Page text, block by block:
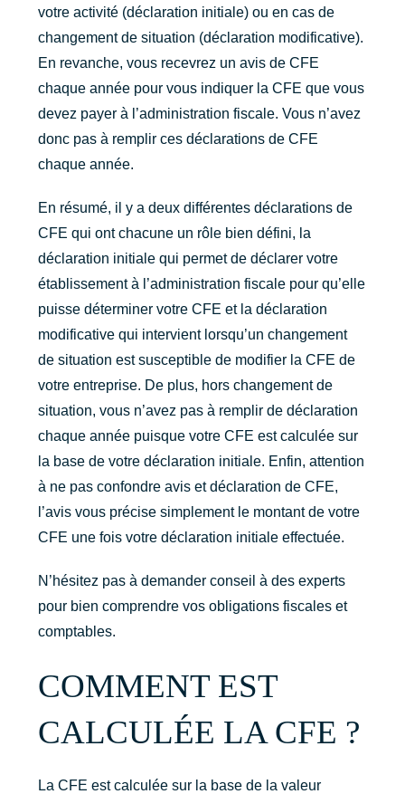
votre activité (déclaration initiale) ou en cas de
changement de situation (déclaration modificative).
En revanche, vous recevrez un avis de CFE
chaque année pour vous indiquer la CFE que vous
devez payer à l’administration fiscale. Vous n’avez
donc pas à remplir ces déclarations de CFE
chaque année.
En résumé, il y a deux différentes déclarations de
CFE qui ont chacune un rôle bien défini, la
déclaration initiale qui permet de déclarer votre
établissement à l’administration fiscale pour qu’elle
puisse déterminer votre CFE et la déclaration
modificative qui intervient lorsqu’un changement
de situation est susceptible de modifier la CFE de
votre entreprise. De plus, hors changement de
situation, vous n’avez pas à remplir de déclaration
chaque année puisque votre CFE est calculée sur
la base de votre déclaration initiale. Enfin, attention
à ne pas confondre avis et déclaration de CFE,
l’avis vous précise simplement le montant de votre
CFE une fois votre déclaration initiale effectuée.
N’hésitez pas à demander conseil à des experts
pour bien comprendre vos obligations fiscales et
comptables.
COMMENT EST
CALCULÉE LA CFE ?
La CFE est calculée sur la base de la valeur